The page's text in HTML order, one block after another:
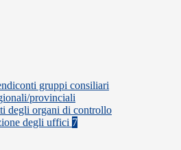
gruppi consiliari
provinciali
degli organi di controllo
degli uffici 7